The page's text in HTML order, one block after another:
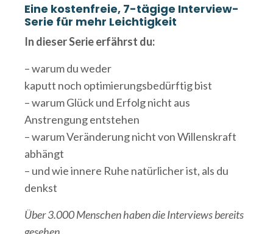
Eine kostenfreie, 7-tägige Interview-
Serie für mehr Leichtigkeit
In dieser Serie erfährst du:
– warum du weder
kaputt noch optimierungsbedürftig bist
– warum Glück und Erfolg nicht aus
Anstrengung entstehen
– warum Veränderung nicht von Willenskraft
abhängt
– und wie innere Ruhe natürlicher ist, als du
denkst
Über 3.000 Menschen haben die Interviews bereits
gesehen.